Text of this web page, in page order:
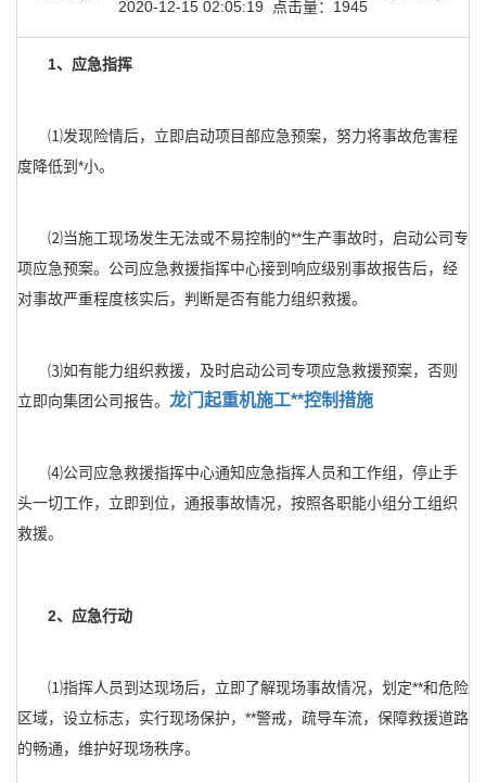
2020-12-15 02:05:19 点击量：1945
1、应急指挥
⑴发现险情后，立即启动项目部应急预案，努力将事故危害程
度降低到*小。
⑵当施工现场发生无法或不易控制的**生产事故时，启动公司专
项应急预案。公司应急救援指挥中心接到响应级别事故报告后，经
对事故严重程度核实后，判断是否有能力组织救援。
⑶如有能力组织救援，及时启动公司专项应急救援预案，否则
立即向集团公司报告。 龙门起重机施工**控制措施
⑷公司应急救援指挥中心通知应急指挥人员和工作组，停止手
头一切工作，立即到位，通报事故情况，按照各职能小组分工组织
救援。
2、应急行动
⑴指挥人员到达现场后，立即了解现场事故情况，划定**和危险
区域，设立标志，实行现场保护，**警戒，疏导车流，保障救援道路
的畅通，维护好现场秩序。